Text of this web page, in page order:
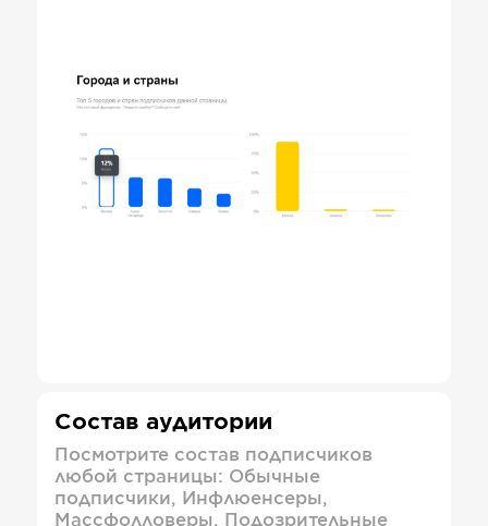
Состав аудитории
Посмотрите состав подписчиков
любой страницы: Обычные
подписчики, Инфлюенсеры,
Массфолловеры, Подозрительные